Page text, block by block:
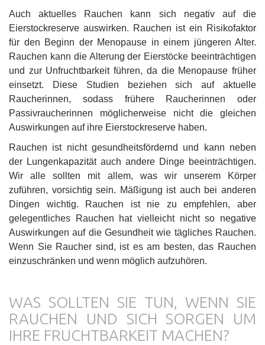
Auch aktuelles Rauchen kann sich negativ auf die
Eierstockreserve auswirken. Rauchen ist ein Risikofaktor
für den Beginn der Menopause in einem jüngeren Alter.
Rauchen kann die Alterung der Eierstöcke beeinträchtigen
und zur Unfruchtbarkeit führen, da die Menopause früher
einsetzt. Diese Studien beziehen sich auf aktuelle
Raucherinnen, sodass frühere Raucherinnen oder
Passivraucherinnen möglicherweise nicht die gleichen
Auswirkungen auf ihre Eierstockreserve haben.
Rauchen ist nicht gesundheitsfördernd und kann neben
der Lungenkapazität auch andere Dinge beeinträchtigen.
Wir alle sollten mit allem, was wir unserem Körper
zuführen, vorsichtig sein. Mäßigung ist auch bei anderen
Dingen wichtig. Rauchen ist nie zu empfehlen, aber
gelegentliches Rauchen hat vielleicht nicht so negative
Auswirkungen auf die Gesundheit wie tägliches Rauchen.
Wenn Sie Raucher sind, ist es am besten, das Rauchen
einzuschränken und wenn möglich aufzuhören.
WAS SOLLTEN SIE TUN, WENN SIE
RAUCHEN UND SICH SORGEN UM
IHRE FRUCHTBARKEIT MACHEN?